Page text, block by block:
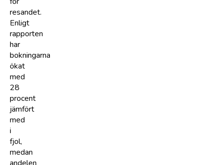
resandet.
Enligt
rapporten
har
bokningarna
ökat
med
28
procent
jämfört
med
i
fjol,
medan